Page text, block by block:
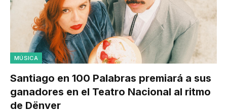
MÚSICA
Santiago en 100 Palabras premiará a sus
ganadores en el Teatro Nacional al ritmo
de Dënver